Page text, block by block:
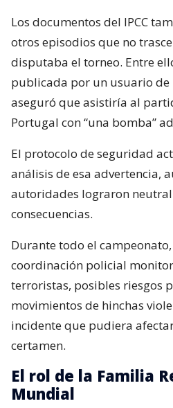
Los documentos del IPCC
otros episodios que no
disputaba el torneo. Entre
publicada por un usuario de
aseguró que asistiría al
Portugal con “una bomba”
El protocolo de seguridad
análisis de esa advertencia,
autoridades lograron
consecuencias.
Durante todo el
coordinación policial
terroristas, posibles riesgos
movimientos de hinchas
incidente que pudiera
certamen.
El rol de la Familia
Mundial